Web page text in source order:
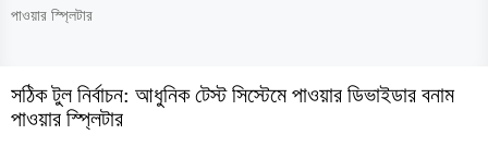
পাওয়ার স্প্লিটার
সঠিক টুল নির্বাচন: আধুনিক টেস্ট সিস্টেমে পাওয়ার ডিভাইডার বনাম
পাওয়ার স্প্লিটার